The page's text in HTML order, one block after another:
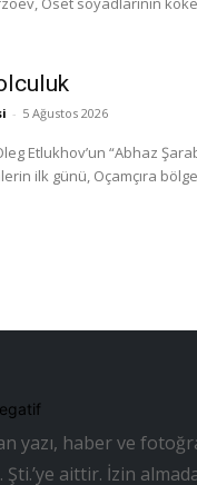
- 5 Ağustos 2026
Etlukhov’un “Abhaz
ilk günü, Oçamçıra
yazı, haber ve
Şti.’ye aittir. İzin